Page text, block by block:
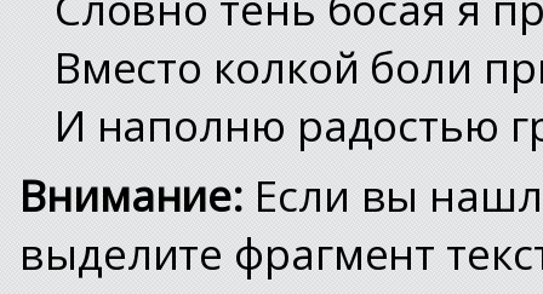
Вместо колкой боли
И наполню радостью
Внимание: Если вы
выделите фрагмент